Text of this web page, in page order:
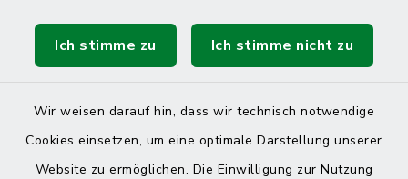
Ich stimme zu Ich stimme nicht zu
Wir weisen darauf hin, dass wir technisch notwendige
Cookies einsetzen, um eine optimale Darstellung unserer
Website zu ermöglichen. Die Einwilligung zur Nutzung